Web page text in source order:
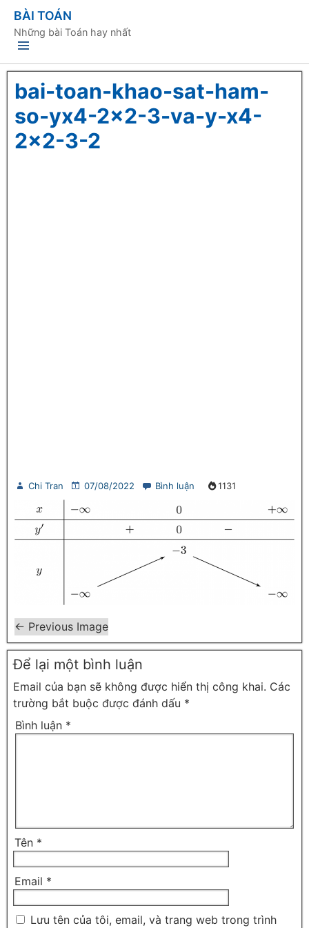
BÀI TOÁN
Những bài Toán hay nhất
bai-toan-khao-sat-ham-
so-yx4-2×2-3-va-y-x4-
2×2-3-2
Chi Tran 07/08/2022 Bình luận 1131
← Previous Image
Để lại một bình luận
Email của bạn sẽ không được hiển thị công khai. Các
trường bắt buộc được đánh dấu *
Bình luận *
Tên *
Email *
Lưu tên của tôi, email, và trang web trong trình